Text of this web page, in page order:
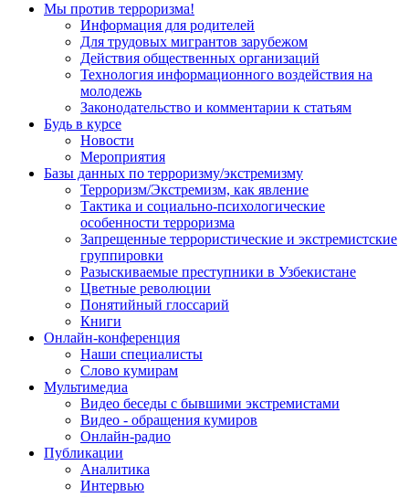
Мы против терроризма!
Информация для родителей
Для трудовых мигрантов зарубежом
Действия общественных организаций
Технология информационного воздействия на
молодежь
Законодательство и комментарии к статьям
Будь в курсе
Новости
Мероприятия
Базы данных по терроризму/экстремизму
Терроризм/Экстремизм, как явление
Тактика и социально-психологические
особенности терроризма
Запрещенные террористические и экстремистские
группировки
Разыскиваемые преступники в Узбекистане
Цветные революции
Понятийный глоссарий
Книги
Онлайн-конференция
Наши специалисты
Слово кумирам
Мультимедиа
Видео беседы с бывшими экстремистами
Видео - обращения кумиров
Онлайн-радио
Публикации
Аналитика
Интервью